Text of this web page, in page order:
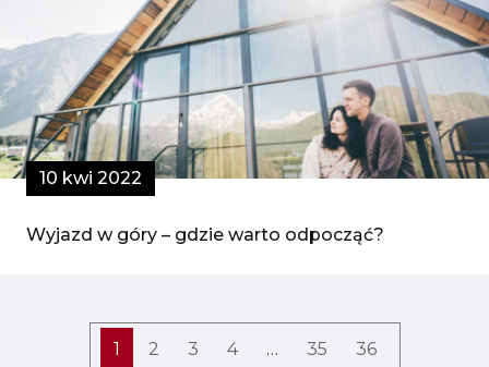
10 kwi 2022
Wyjazd w góry – gdzie warto odpocząć?
1 2 3 4 … 35 36